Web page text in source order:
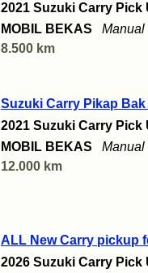
2021 Suzuki Carry Pick
MOBIL BEKAS
Manual
8.500 km
Suzuki Carry Pikap
2021 Suzuki Carry Pick
MOBIL BEKAS
Manual
12.000 km
ALL New Carry pickup
2026 Suzuki Carry Pick